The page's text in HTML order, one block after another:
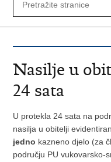
Nasilje u
24 sata
U protekla 24 sata na
nasilja u obitelji
jedno kazneno djelo (za
području PU vukovarsko-